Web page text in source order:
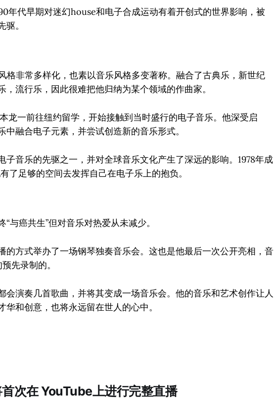
年代早期对迷幻house和电子合成运动有着开创式的世界影响，被
。
格非常多样化，也素以音乐风格多变著称。融合了古典乐，新世纪
，流行乐，因此很难把他归纳为某个领域的作曲家。
龙一前往纽约留学，开始接触到当时盛行的电子音乐。他深受启
中融合电子元素，并尝试创造新的音乐形式。
子音乐的先驱之一，并对全球音乐文化产生了深远的影响。1978年成
了足够的空间去发挥自己在电子乐上的抱负。
与癌共生”但对音乐对热爱从未减少。
的方式举办了一场钢琴独奏音乐会。这也是他最后一次公开亮相，音
先录制的。
会演奏几首歌曲，并将其变成一场音乐会。他的音乐和艺术创作让人
华和创意，也将永远留在世人的心中。
次在 YouTube上进行完整直播